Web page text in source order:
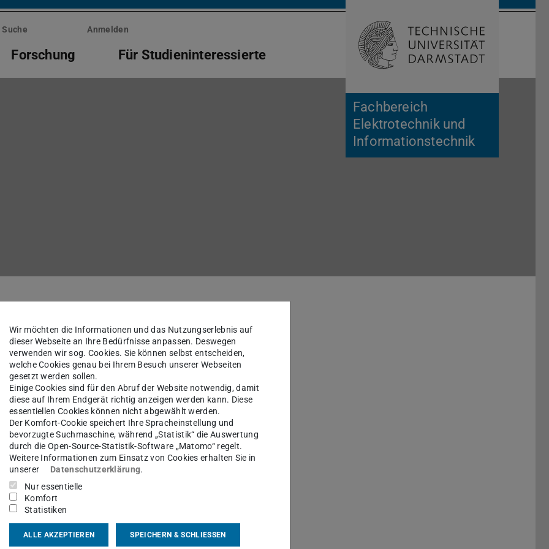
Fachbereich
Elektrotechnik und
Informationstechnik
Suche Anmelden
Forschung Für Studieninteressierte Suche öffnen
Dr.-Ing. Franko Küppers
und Optische Nachrichtentechnik
...
16-20258
Wir möchten die Informationen und das Nutzungserlebnis auf
dieser Webseite an Ihre Bedürfnisse anpassen. Deswegen
verwenden wir sog. Cookies. Sie können selbst entscheiden,
welche Cookies genau bei Ihrem Besuch unserer Webseiten
gesetzt werden sollen.
Einige Cookies sind für den Abruf der Website notwendig, damit
diese auf Ihrem Endgerät richtig anzeigen werden kann. Diese
essentiellen Cookies können nicht abgewählt werden.
Der Komfort-Cookie speichert Ihre Spracheinstellung und
bevorzugte Suchmaschine, während „Statistik“ die Auswertung
durch die Open-Source-Statistik-Software „Matomo“ regelt.
Weitere Informationen zum Einsatz von Cookies erhalten Sie in
unserer
Datenschutzerklärung.
Nur essentielle
Komfort
Statistiken
ALLE AKZEPTIEREN SPEICHERN & SCHLIESSEN